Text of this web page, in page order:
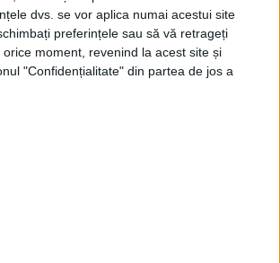
dvs. se vor aplica numai acestui site
preferințele sau să vă retrageți
moment, revenind la acest site și
"Confidențialitate" din partea de jos a